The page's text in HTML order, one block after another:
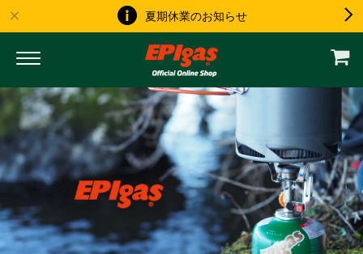
夏期休業のお知らせ